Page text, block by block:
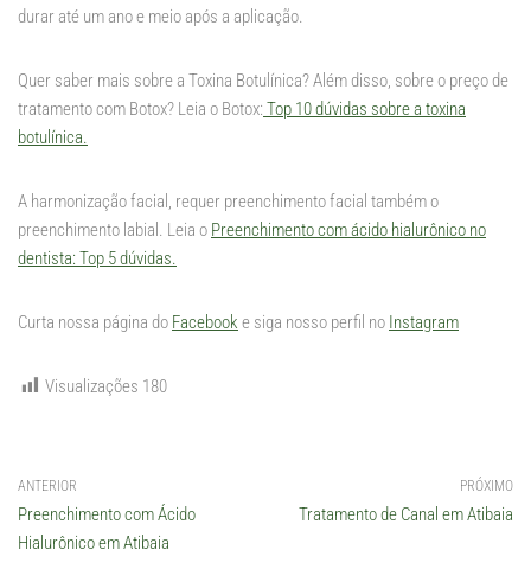
durar até um ano e meio após a aplicação.
Quer saber mais sobre a Toxina Botulínica? Além disso, sobre o preço de
tratamento com Botox? Leia o Botox: Top 10 dúvidas sobre a toxina
botulínica.
A harmonização facial, requer preenchimento facial também o
preenchimento labial. Leia o Preenchimento com ácido hialurônico no
dentista: Top 5 dúvidas.
Curta nossa página do Facebook e siga nosso perfil no Instagram
Visualizações 180
ANTERIOR
Preenchimento com Ácido
Hialurônico em Atibaia
PRÓXIMO
Tratamento de Canal em Atibaia